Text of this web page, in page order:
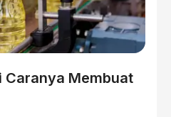
Caranya Membuat